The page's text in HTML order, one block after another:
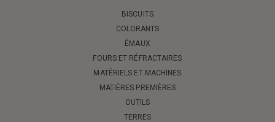
BISCUITS
COLORANTS
ÉMAUX
FOURS ET RÉFRACTAIRES
MATÉRIELS ET MACHINES
MATIÈRES PREMIÈRES
OUTILS
TERRES